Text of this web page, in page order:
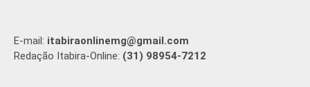
E-mail: itabiraonlinemg@gmail.com
Redação Itabira-Online: (31) 98954-7212